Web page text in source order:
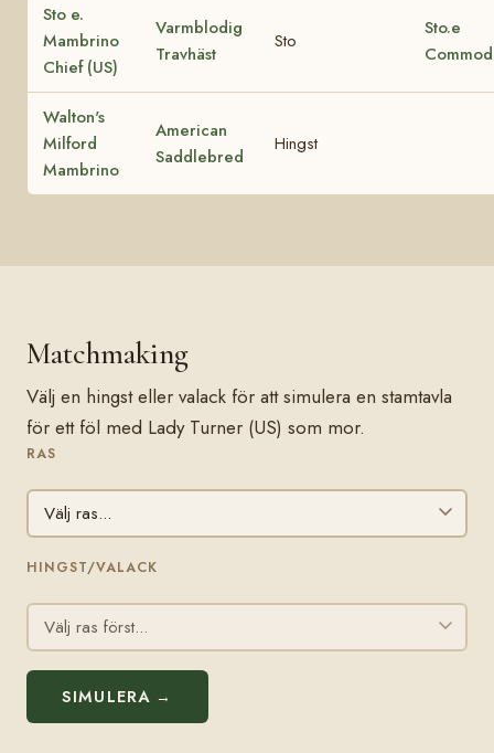
Sto e.
Mambrino
Chief (US)
Varmblodig
Travhäst
Sto
Sto.e
Walton's
Milford
Mambrino
American
Saddlebred
Hingst
Matchmaking
Välj en hingst eller valack för att simulera en stamtavla
för ett föl med Lady Turner (US) som mor.
RAS
HINGST/VALACK
SIMULERA →